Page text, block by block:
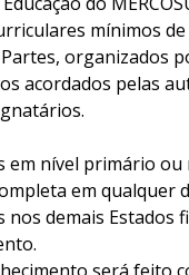
mínimos
organizados
acordados pelas
em nível primário
em qualquer
nos demais Estados